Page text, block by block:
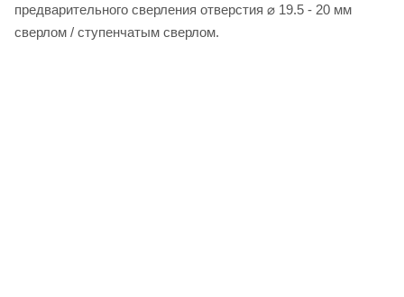
предварительного сверления отверстия ⌀ 19.5 - 20 мм
сверлом / ступенчатым сверлом.